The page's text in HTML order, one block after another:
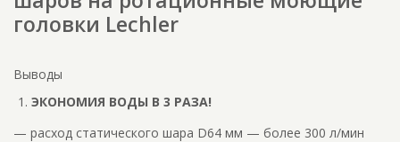
головки Lechler
Выводы
ЭКОНОМИЯ ВОДЫ В 3 РАЗА!
— расход статического шара D64 мм — более 300 л/мин